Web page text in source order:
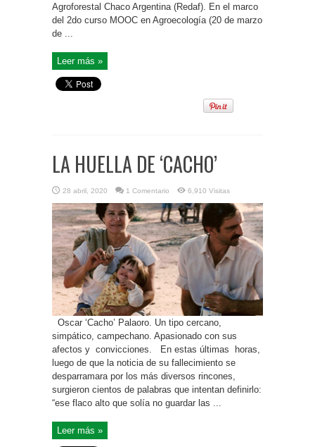
Agroforestal Chaco Argentina (Redaf). En el marco
del 2do curso MOOC en Agroecología (20 de marzo
de ...
Leer más »
LA HUELLA DE ‘CACHO’
28 abril, 2020 1 Comentario 6,910 Visitas
Oscar ‘Cacho’ Palaoro. Un tipo cercano,
simpático, campechano. Apasionado con sus
afectos y convicciones. En estas últimas horas,
luego de que la noticia de su fallecimiento se
desparramara por los más diversos rincones,
surgieron cientos de palabras que intentan definirlo:
“ese flaco alto que solía no guardar las ...
Leer más »